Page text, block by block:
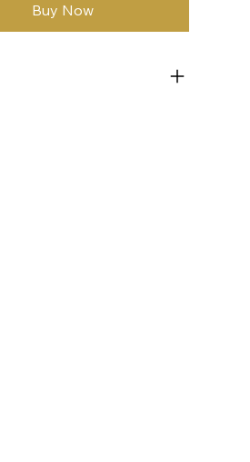
Buy Now